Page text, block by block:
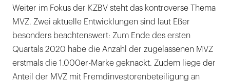
Weiter im Fokus der KZBV steht das kontroverse Thema
MVZ. Zwei aktuelle Entwicklungen sind laut Eßer
besonders beachtenswert: Zum Ende des ersten
Quartals 2020 habe die Anzahl der zugelassenen MVZ
erstmals die 1.000er-Marke geknackt. Zudem liege der
Anteil der MVZ mit Fremdinvestorenbeteiligung an